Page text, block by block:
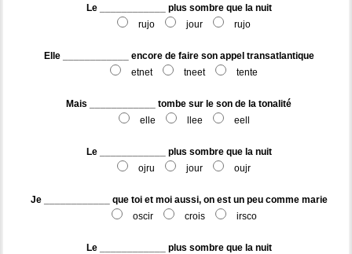
Le ____________ plus sombre que la nuit
rujo
jour rujo
Elle ____________ encore de faire son appel transatlantique
etnet
tneet tente
Mais ____________ tombe sur le son de la tonalité
elle
llee eell
Le ____________ plus sombre que la nuit
ojru
jour oujr
Je ____________ que toi et moi aussi, on est un peu comme marie
oscir
crois irsco
Le ____________ plus sombre que la nuit